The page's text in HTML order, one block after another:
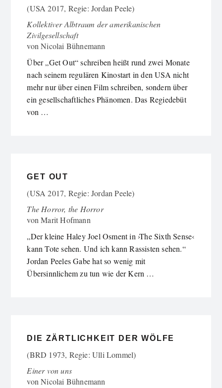
(USA 2017, Regie: Jordan Peele)
Kollektiver Albtraum der amerikanischen
Zivilgesellschaft
vonNicolai Bühnemann
Über „Get Out“ schreiben heißt rund zwei Monate
nach seinem regulären Kinostart in den USA nicht
mehr nur über einen Film schreiben, sondern über
ein gesellschaftliches Phänomen. Das Regiedebüt
von …
GET OUT
(USA 2017, Regie: Jordan Peele)
The Horror, the Horror
vonMarit Hofmann
„Der kleine Haley Joel Osment in ›The Sixth Sense‹
kann Tote sehen. Und ich kann Rassisten sehen.“
Jordan Peeles Gabe hat so wenig mit
Übersinnlichem zu tun wie der Kern …
DIE ZÄRTLICHKEIT DER WÖLFE
(BRD 1973, Regie: Ulli Lommel)
Einer von uns
vonNicolai Bühnemann